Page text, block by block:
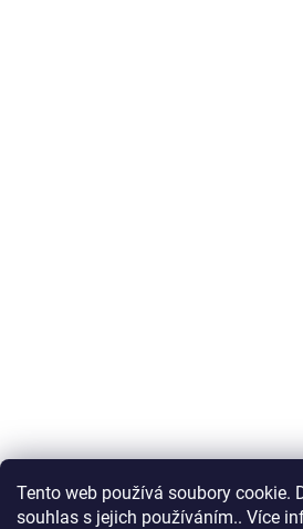
Tento web používá soubory cookie.
souhlas s jejich používáním.. Více